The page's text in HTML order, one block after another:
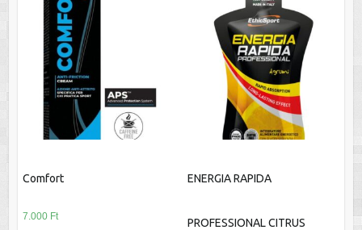
Comfort
7.000 Ft
ENERGIA RAPIDA
PROFESSIONAL CITRUS